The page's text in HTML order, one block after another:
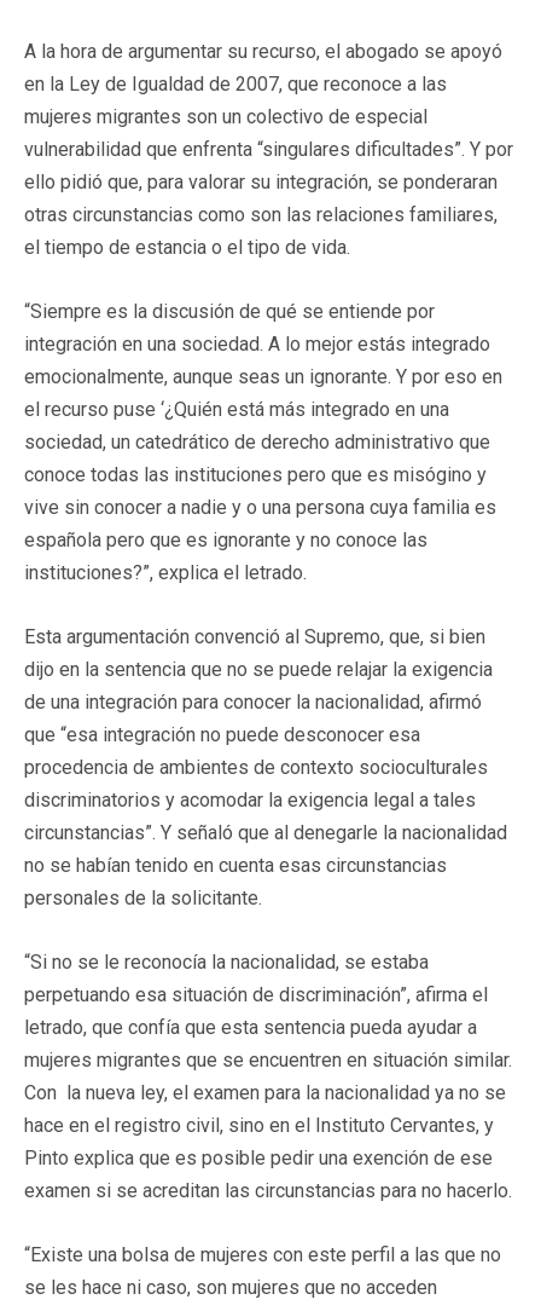
A la hora de argumentar su recurso, el abogado se apoyó
en la Ley de Igualdad de 2007, que reconoce a las
mujeres migrantes son un colectivo de especial
vulnerabilidad que enfrenta “singulares dificultades”. Y por
ello pidió que, para valorar su integración, se ponderaran
otras circunstancias como son las relaciones familiares,
el tiempo de estancia o el tipo de vida.
“Siempre es la discusión de qué se entiende por
integración en una sociedad. A lo mejor estás integrado
emocionalmente, aunque seas un ignorante. Y por eso en
el recurso puse ‘¿Quién está más integrado en una
sociedad, un catedrático de derecho administrativo que
conoce todas las instituciones pero que es misógino y
vive sin conocer a nadie y o una persona cuya familia es
española pero que es ignorante y no conoce las
instituciones?”, explica el letrado.
Esta argumentación convenció al Supremo, que, si bien
dijo en la sentencia que no se puede relajar la exigencia
de una integración para conocer la nacionalidad, afirmó
que “esa integración no puede desconocer esa
procedencia de ambientes de contexto socioculturales
discriminatorios y acomodar la exigencia legal a tales
circunstancias”. Y señaló que al denegarle la nacionalidad
no se habían tenido en cuenta esas circunstancias
personales de la solicitante.
“Si no se le reconocía la nacionalidad, se estaba
perpetuando esa situación de discriminación”, afirma el
letrado, que confía que esta sentencia pueda ayudar a
mujeres migrantes que se encuentren en situación similar.
Con la nueva ley, el examen para la nacionalidad ya no se
hace en el registro civil, sino en el Instituto Cervantes, y
Pinto explica que es posible pedir una exención de ese
examen si se acreditan las circunstancias para no hacerlo.
“Existe una bolsa de mujeres con este perfil a las que no
se les hace ni caso, son mujeres que no acceden